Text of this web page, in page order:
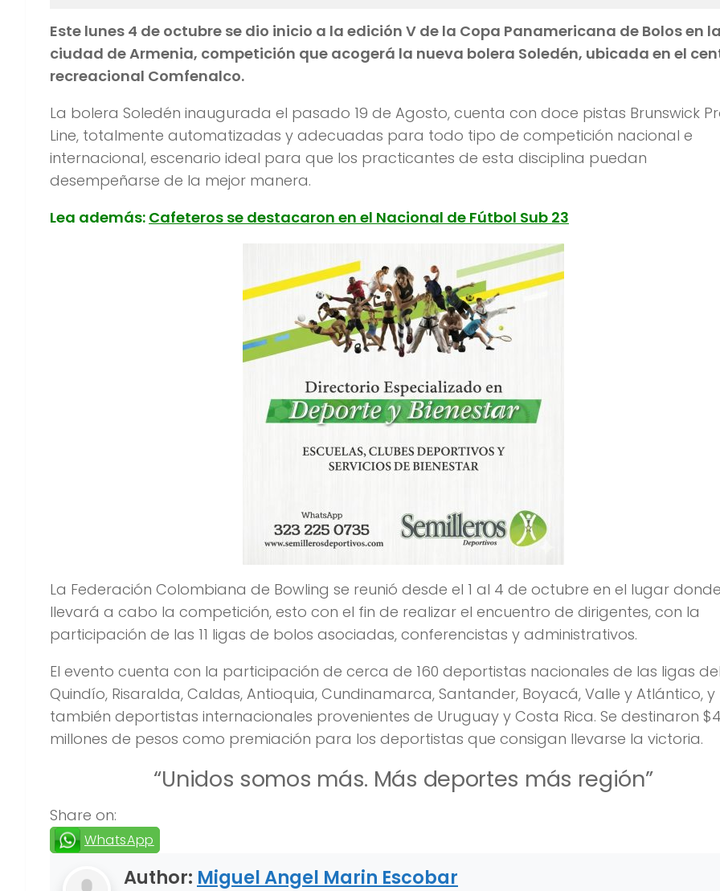
Este lunes 4 de octubre se dio inicio a la edición V de la Copa Panamericana de Bolos en
ciudad de Armenia, competición que acogerá la nueva bolera Soledén, ubicada en el
recreacional Comfenalco.
La bolera Soledén inaugurada el pasado 19 de Agosto, cuenta con doce pistas Brunswick
Line, totalmente automatizadas y adecuadas para todo tipo de competición nacional e
internacional, escenario ideal para que los practicantes de esta disciplina puedan
desempeñarse de la mejor manera.
Lea además: Cafeteros se destacaron en el Nacional de Fútbol Sub 23
La Federación Colombiana de Bowling se reunió desde el 1 al 4 de octubre en el lugar
llevará a cabo la competición, esto con el fin de realizar el encuentro de dirigentes, con la
participación de las 11 ligas de bolos asociadas, conferencistas y administrativos.
El evento cuenta con la participación de cerca de 160 deportistas nacionales de las ligas
Quindío, Risaralda, Caldas, Antioquia, Cundinamarca, Santander, Boyacá, Valle y Atlántico, y
también deportistas internacionales provenientes de Uruguay y Costa Rica. Se destinaron
millones de pesos como premiación para los deportistas que consigan llevarse la victoria.
“Unidos somos más. Más deportes más región”
Share on:
WhatsApp
Author: Miguel Angel Marin Escobar